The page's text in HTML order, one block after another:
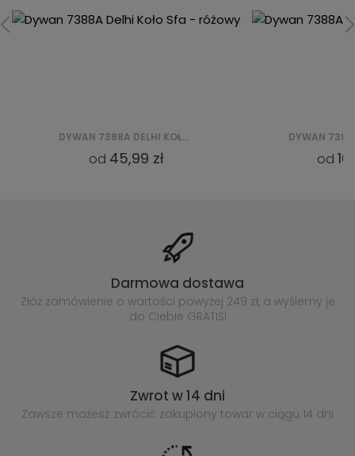
DYWAN 7388A DELHI KOŁO SFA - RÓŻOWY
od 45,99 zł od
Darmowa dostawa
Złóż zamówienie o wartości powyżej 249 zł, a wyślemy je
do Ciebie GRATIS!
Zwrot w 14 dni
Zawsze możesz zwrócić zakupiony towar w ciągu 14 dni